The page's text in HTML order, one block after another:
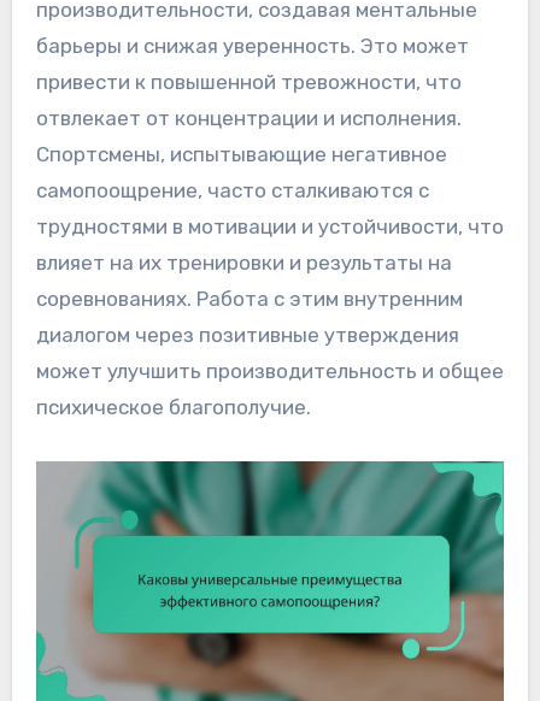
производительности, создавая ментальные
барьеры и снижая уверенность. Это может
привести к повышенной тревожности, что
отвлекает от концентрации и исполнения.
Спортсмены, испытывающие негативное
самопоощрение, часто сталкиваются с
трудностями в мотивации и устойчивости, что
влияет на их тренировки и результаты на
соревнованиях. Работа с этим внутренним
диалогом через позитивные утверждения
может улучшить производительность и общее
психическое благополучие.